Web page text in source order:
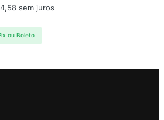
sem juros
ou Boleto